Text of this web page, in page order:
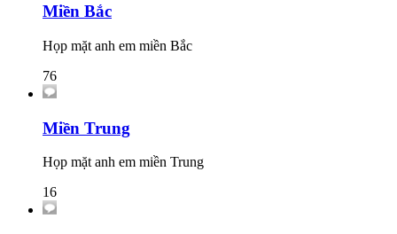
Miền Bắc
Họp mặt anh em miền Bắc
76
Miền Trung
Họp mặt anh em miền Trung
16